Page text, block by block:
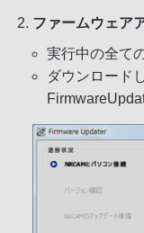
第６条 （第三
使用者が本ソ
第三者との間
権の侵害を理
者が自らの費用
切迷惑をかけな
第７条 （契約
ソニーは、使
たときは、直
ファームウェア
実行中の全て
ダウンロード